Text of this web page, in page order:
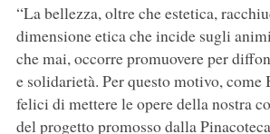
“La bellezza, oltre che estetica,
dimensione etica che incide sugli
che mai, occorre promuovere per
e solidarietà. Per questo motivo, come
felici di mettere le opere della nostra
del progetto promosso dalla